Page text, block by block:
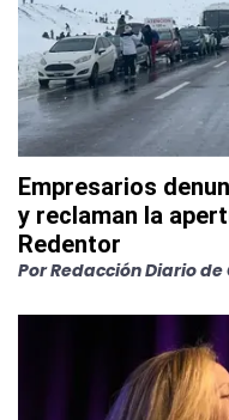
Empresarios
y reclaman la
Redentor
PorRedacción Diario de